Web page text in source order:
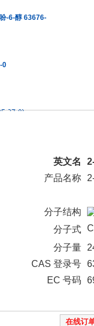
-6-醇 63676-
0
27-0)
英文名
产品名称
分子结构
分子式 C
分子量
CAS 登录号
EC 号码
在线订